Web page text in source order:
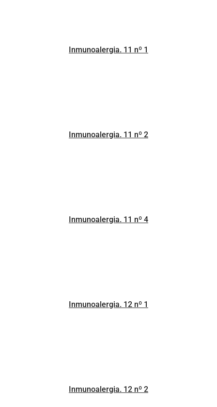
Inmunoalergia. 11 nº 1
Inmunoalergia. 11 nº 2
Inmunoalergia. 11 nº 4
Inmunoalergia. 12 nº 1
Inmunoalergia. 12 nº 2